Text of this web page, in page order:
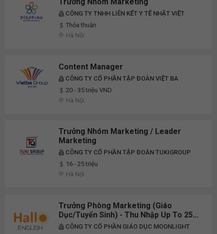
CÔNG TY TNHH LIÊN KẾT Y TẾ NHẬT VIỆT
Thỏa thuận
Hà Nội
Content Manager
CÔNG TY CỔ PHẦN TẬP ĐOÀN VIỆT BA
20 - 35 triệu VND
Hà Nội
Trưởng Nhóm Marketing / Leader
Marketing
CÔNG TY CỔ PHẦN TẬP ĐOÀN TUKIGROUP
16 - 25 triệu
Hà Nội
Trưởng Phòng Marketing (Giáo
Dục/Tuyển Sinh) - Thu Nhập Up To 25
Triệu - Hoàng Mai, Hà Nội
CÔNG TY CỔ PHẦN GIÁO DỤC MOONLIGHT